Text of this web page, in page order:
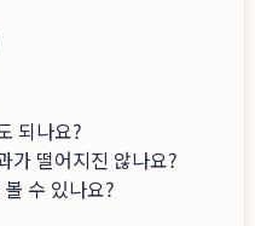
되나요?
가 떨어지진 않나요?
수 있나요?